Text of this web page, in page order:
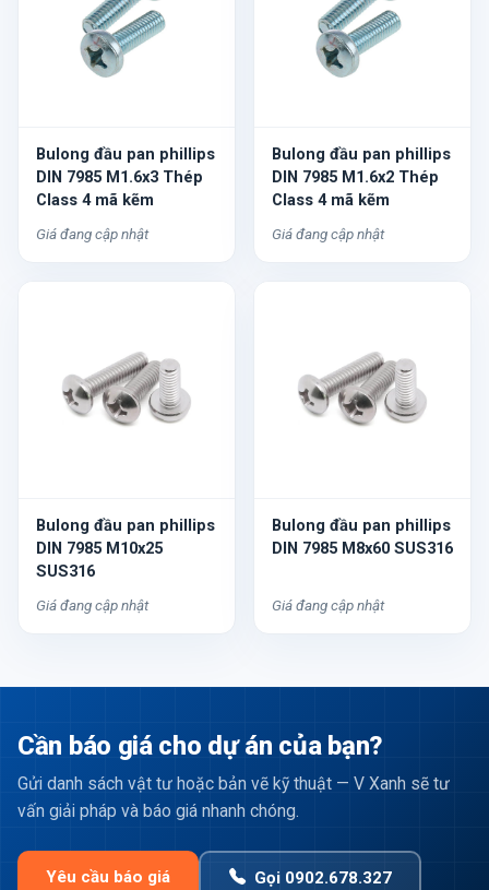
Bulong đầu pan phillips
DIN 7985 M1.6x3 Thép
Class 4 mã kẽm
Giá đang cập nhật
Bulong đầu pan phillips
DIN 7985 M1.6x2 Thép
Class 4 mã kẽm
Giá đang cập nhật
Bulong đầu pan phillips
DIN 7985 M10x25
SUS316
Giá đang cập nhật
Bulong đầu pan phillips
DIN 7985 M8x60 SUS316
Giá đang cập nhật
Cần báo giá cho dự án của bạn?
Gửi danh sách vật tư hoặc bản vẽ kỹ thuật — V Xanh sẽ tư
vấn giải pháp và báo giá nhanh chóng.
Yêu cầu báo giá Gọi 0902.678.327